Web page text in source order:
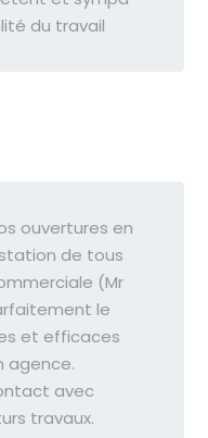
du travail
ouvertures en
de tous
(Mr
le
et efficaces
agence.
avec
travaux.